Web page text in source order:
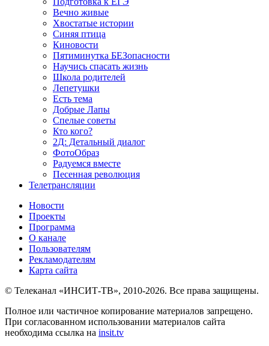
Вечно живые
Хвостатые истории
Синяя птица
Киновости
Пятиминутка БЕЗопасности
Научись спасать жизнь
Школа родителей
Лепетушки
Есть тема
Добрые Лапы
Спелые советы
Кто кого?
2Д: Детальный диалог
ФотоОбраз
Радуемся вместе
Песенная революция
Телетрансляции
Новости
Проекты
Программа
О канале
Пользователям
Рекламодателям
Карта сайта
© Телеканал «ИНСИТ-ТВ», 2010-2026. Все права защищены.
Полное или частичное копирование материалов запрещено.
При согласованном использовании материалов сайта
необходима ссылка на insit.tv